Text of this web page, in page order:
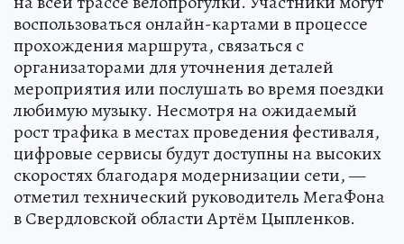
воспользоваться онлайн-картами в процессе
прохождения маршрута, связаться с
организаторами для уточнения деталей
мероприятия или послушать во время поездки
любимую музыку. Несмотря на ожидаемый
рост трафика в местах проведения фестиваля,
цифровые сервисы будут доступны на высоких
скоростях благодаря модернизации сети, —
отметил технический руководитель МегаФона
в Свердловской области Артём Цыпленков.